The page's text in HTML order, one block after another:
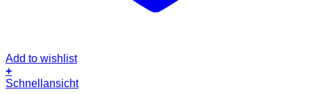
Add to wishlist
+
Schnellansicht